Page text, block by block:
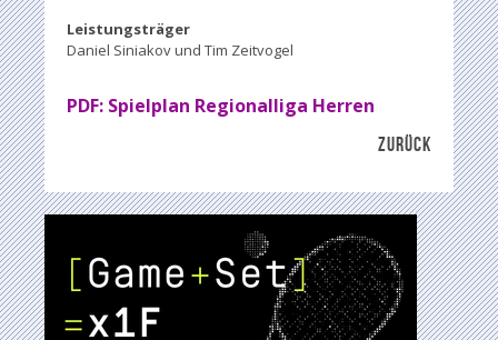
Leistungsträger
Daniel Siniakov und Tim Zeitvogel
PDF: Spielplan Regionalliga Herren
ZURÜCK